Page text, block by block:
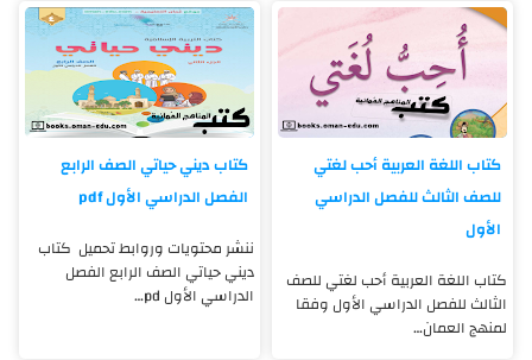
كتاب اللغة العربية أحب لغتي
للصف الثالث للفصل الدراسي
الأول
كتاب اللغة العربية أحب لغتي للصف
الثالث للفصل الدراسي الأول وفقا
لمنهج العمان…
كتاب ديني حياتي الصف الرابع
الفصل الدراسي الأول pdf
ننشر محتويات وروابط تحميل كتاب
ديني حياتي الصف الرابع الفصل
الدراسي الأول pd…